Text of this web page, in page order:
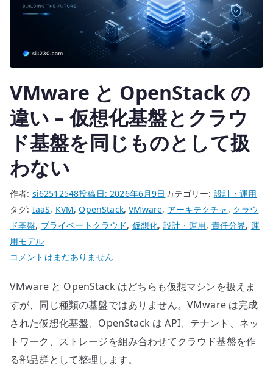
界
で
失
れ
る
う
す
か
へ
の
VMware と OpenStack の
違い – 仮想化基盤とクラウ
ド基盤を同じものとして扱
わない
作者: si62512548投稿日: 2026年6月9日 カテゴリー: 設計・運用
タグ: IaaS, KVM,OpenStack,VMware, アーキテクチャ , クラウ
ド基盤, プライベートクラウド, 仮想化, 設計・運用, 責任分界, 運
用モデル
VMware
OpenStack
の
違
い
仮
コメントはまだありません
VMware と OpenStack はどちらも仮想マシンを扱えま
すが、同じ種類の基盤ではありません。VMware は完成
された仮想化基盤、OpenStack は API、テナント、ネッ
トワーク、ストレージを組み合わせてクラウド基盤を作
る部品群として整理します。